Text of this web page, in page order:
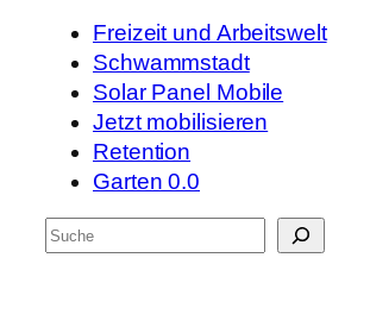
Freizeit und Arbeitswelt
Schwammstadt
Solar Panel Mobile
Jetzt mobilisieren
Retention
Garten 0.0
S
u